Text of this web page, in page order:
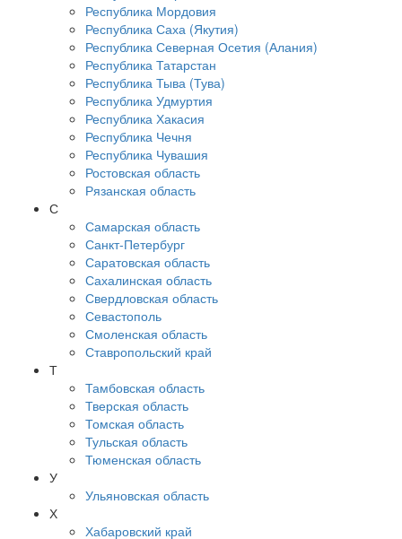
Республика Мордовия
Республика Саха (Якутия)
Республика Северная Осетия (Алания)
Республика Татарстан
Республика Тыва (Тува)
Республика Удмуртия
Республика Хакасия
Республика Чечня
Республика Чувашия
Ростовская область
Рязанская область
С
Самарская область
Санкт-Петербург
Саратовская область
Сахалинская область
Свердловская область
Севастополь
Смоленская область
Ставропольский край
Т
Тамбовская область
Тверская область
Томская область
Тульская область
Тюменская область
У
Ульяновская область
Х
Хабаровский край